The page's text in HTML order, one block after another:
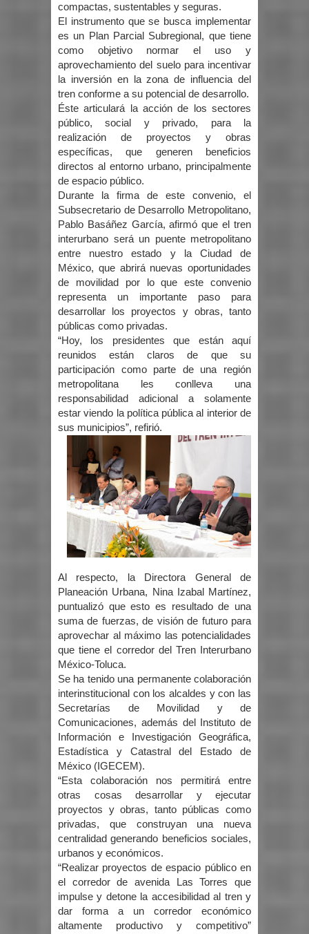
compactas, sustentables y seguras.
El instrumento que se busca implementar
es un Plan Parcial Subregional, que tiene
como objetivo normar el uso y
aprovechamiento del suelo para incentivar
la inversión en la zona de influencia del
tren conforme a su potencial de desarrollo.
Éste articulará la acción de los sectores
público, social y privado, para la
realización de proyectos y obras
específicas, que generen beneficios
directos al entorno urbano, principalmente
de espacio público.
Durante la firma de este convenio, el
Subsecretario de Desarrollo Metropolitano,
Pablo Basáñez García, afirmó que el tren
interurbano será un puente metropolitano
entre nuestro estado y la Ciudad de
México, que abrirá nuevas oportunidades
de movilidad por lo que este convenio
representa un importante paso para
desarrollar los proyectos y obras, tanto
públicas como privadas.
“Hoy, los presidentes que están aquí
reunidos están claros de que su
participación como parte de una región
metropolitana les conlleva una
responsabilidad adicional a solamente
estar viendo la política pública al interior de
sus municipios”, refirió.
Al respecto, la Directora General de
Planeación Urbana, Nina Izabal Martínez,
puntualizó que esto es resultado de una
suma de fuerzas, de visión de futuro para
aprovechar al máximo las potencialidades
que tiene el corredor del Tren Interurbano
México-Toluca.
Se ha tenido una permanente colaboración
interinstitucional con los alcaldes y con las
Secretarías de Movilidad y de
Comunicaciones, además del Instituto de
Información e Investigación Geográfica,
Estadística y Catastral del Estado de
México (IGECEM).
“Esta colaboración nos permitirá entre
otras cosas desarrollar y ejecutar
proyectos y obras, tanto públicas como
privadas, que construyan una nueva
centralidad generando beneficios sociales,
urbanos y económicos.
“Realizar proyectos de espacio público en
el corredor de avenida Las Torres que
impulse y detone la accesibilidad al tren y
dar forma a un corredor económico
altamente productivo y competitivo”